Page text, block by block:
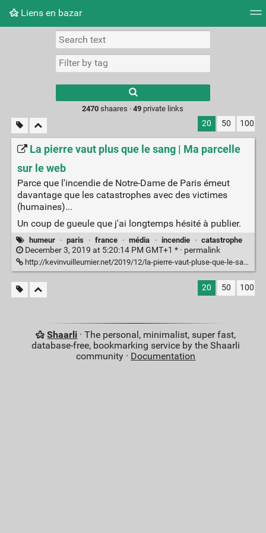
Liens en bazar
Picture wall
2470 shaares ·49 private links
20 50 100
La pierre vaut plus que le sang | Ma parcelle
sur le web
Parce que l'incendie de Notre-Dame de Paris émeut
davantage que les catastrophes avec des victimes
(humaines)...
Un coup de gueule que j'ai longtemps hésité à publier.
humeur · paris · france · média · incendie · catastrophe
December 3, 2019 at 5:20:14 PM GMT+1 * · permalink
http://kevinvuilleumier.net/2019/12/la-pierre-vaut-pluse-que-le-sang/
20 50 100
Shaarli · The personal, minimalist, super fast,
database-free, bookmarking service by the Shaarli
community · Documentation